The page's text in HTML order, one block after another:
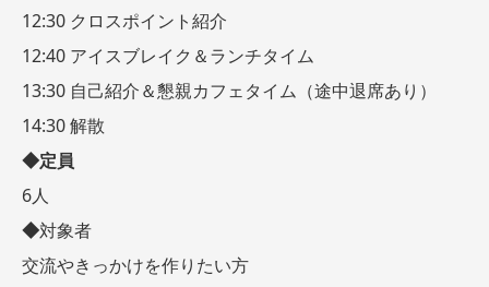
12:30 クロスポイント紹介
12:40 アイスブレイク＆ランチタイム
13:30 自己紹介＆懇親カフェタイム（途中退席あり）
14:30 解散
◆定員
6人
◆対象者
交流やきっかけを作りたい方